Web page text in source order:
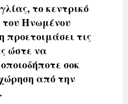
το κεντρικό
του Ηνωμένου
προετοιμάσει τις
ώστε να
σοκ
από την